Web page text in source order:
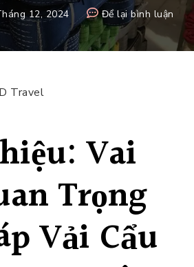
12, 2024 Để lại bình luận tại
Sản
Xuất
Travel
Vai
Trọng
Vải Cẩu